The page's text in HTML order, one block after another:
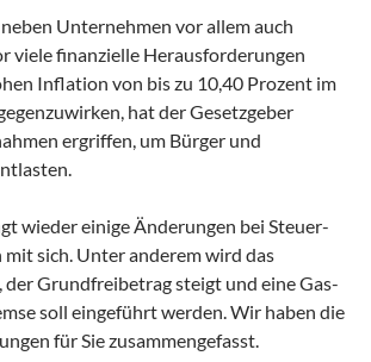
Unternehmen vor allem auch
viele finanzielle Herausforderungen
Inflation von bis zu 10,40 Prozent im
hat der Gesetzgeber
ergriffen, um Bürger und
wieder einige Änderungen bei Steuer-
mit sich. Unter anderem wird das
Grundfreibetrag steigt und eine Gas-
soll eingeführt werden. Wir haben die
für Sie zusammengefasst.